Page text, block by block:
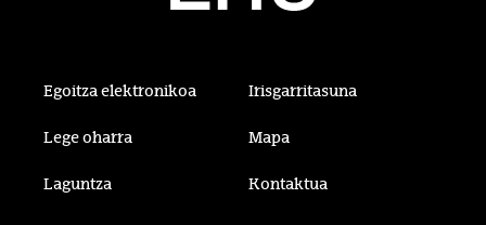
Egoitza elektronikoa Irisgarritasuna
Lege oharra Mapa
Laguntza Kontaktua